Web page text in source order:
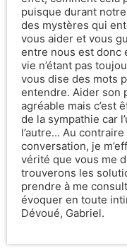
puisque durant
des mystères qui
vous aider et vous
entre nous est donc
vie n’étant pas
vous dise des mots
entendre. Aider son
agréable mais c’est
de la sympathie car
l’autre... Au
conversation, je
vérité que vous me
trouverons les
prendre à me
évoquer en toute
Dévoué, Gabriel.